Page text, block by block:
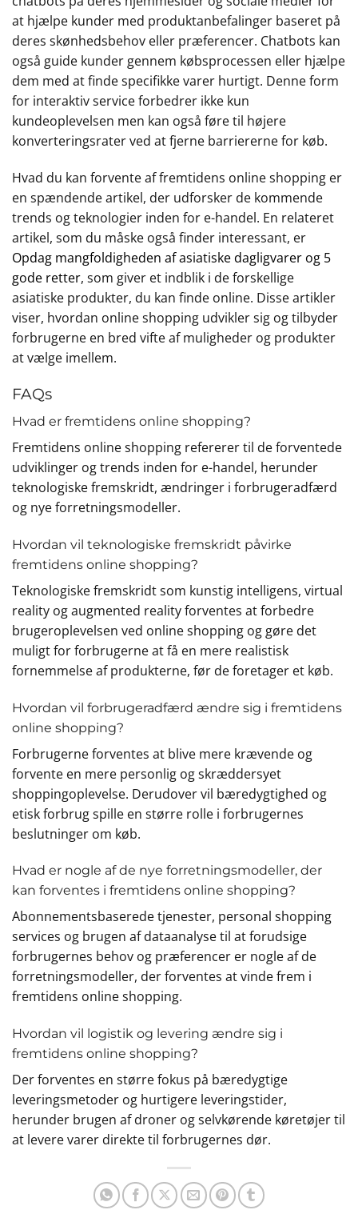
at hjælpe kunder med produktanbefalinger baseret på
deres skønhedsbehov eller præferencer. Chatbots kan
også guide kunder gennem købsprocessen eller hjælpe
dem med at finde specifikke varer hurtigt. Denne form
for interaktiv service forbedrer ikke kun
kundeoplevelsen men kan også føre til højere
konverteringsrater ved at fjerne barriererne for køb.
Hvad du kan forvente af fremtidens online shopping er
en spændende artikel, der udforsker de kommende
trends og teknologier inden for e-handel. En relateret
artikel, som du måske også finder interessant, er
Opdag mangfoldigheden af asiatiske dagligvarer og 5
gode retter, som giver et indblik i de forskellige
asiatiske produkter, du kan finde online. Disse artikler
viser, hvordan online shopping udvikler sig og tilbyder
forbrugerne en bred vifte af muligheder og produkter
at vælge imellem.
FAQs
Hvad er fremtidens online shopping?
Fremtidens online shopping refererer til de forventede
udviklinger og trends inden for e-handel, herunder
teknologiske fremskridt, ændringer i forbrugeradfærd
og nye forretningsmodeller.
Hvordan vil teknologiske fremskridt påvirke
fremtidens online shopping?
Teknologiske fremskridt som kunstig intelligens, virtual
reality og augmented reality forventes at forbedre
brugeroplevelsen ved online shopping og gøre det
muligt for forbrugerne at få en mere realistisk
fornemmelse af produkterne, før de foretager et køb.
Hvordan vil forbrugeradfærd ændre sig i fremtidens
online shopping?
Forbrugerne forventes at blive mere krævende og
forvente en mere personlig og skræddersyet
shoppingoplevelse. Derudover vil bæredygtighed og
etisk forbrug spille en større rolle i forbrugernes
beslutninger om køb.
Hvad er nogle af de nye forretningsmodeller, der
kan forventes i fremtidens online shopping?
Abonnementsbaserede tjenester, personal shopping
services og brugen af dataanalyse til at forudsige
forbrugernes behov og præferencer er nogle af de
forretningsmodeller, der forventes at vinde frem i
fremtidens online shopping.
Hvordan vil logistik og levering ændre sig i
fremtidens online shopping?
Der forventes en større fokus på bæredygtige
leveringsmetoder og hurtigere leveringstider,
herunder brugen af droner og selvkørende køretøjer til
at levere varer direkte til forbrugernes dør.